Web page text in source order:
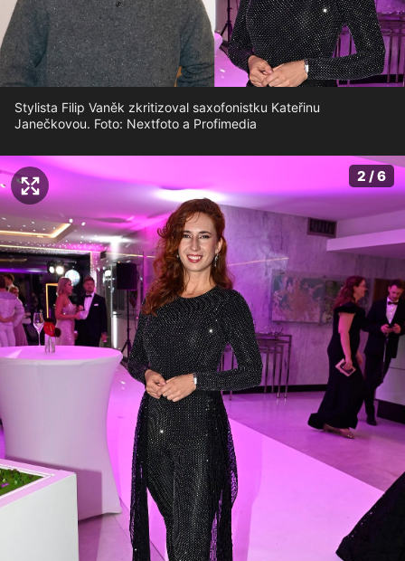
Stylista Filip Vaněk zkritizoval saxofonistku Kateřinu
Janečkovou. Foto: Nextfoto a Profimedia
2 / 6